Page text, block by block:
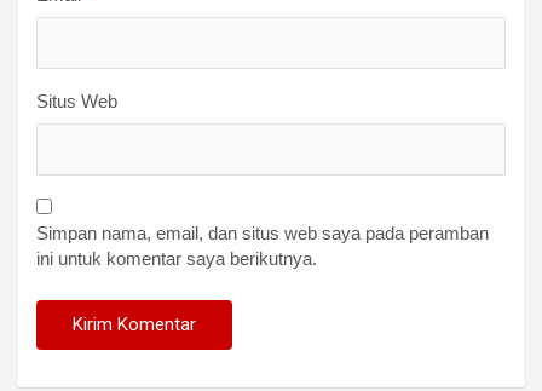
Situs Web
Simpan nama, email, dan situs web saya pada peramban
ini untuk komentar saya berikutnya.